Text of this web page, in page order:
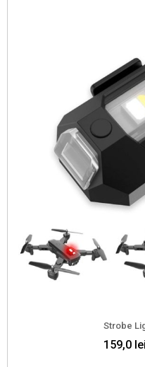
Strobe
159,0 lei